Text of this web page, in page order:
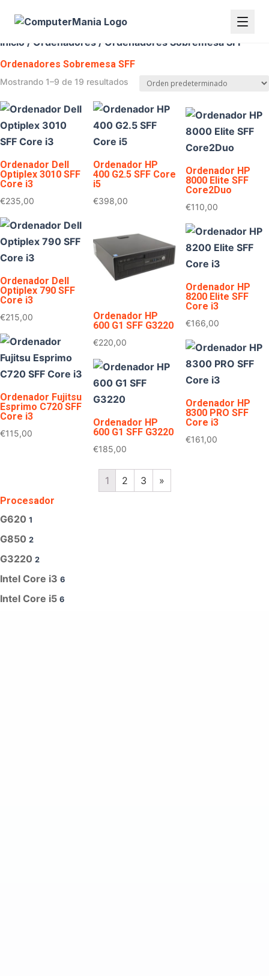
Inicio / Ordenadores / Ordenadores Sobremesa SFF
Ordenadores Sobremesa SFF
Mostrando 1–9 de 19 resultados
Ordenador Dell
Optiplex 3010 SFF
Core i3
€235,00
Ordenador Dell
Optiplex 790 SFF
Core i3
€215,00
Ordenador Fujitsu
Esprimo C720 SFF
Core i3
€115,00
Ordenador HP
400 G2.5 SFF Core
i5
€398,00
Ordenador HP
600 G1 SFF G3220
€220,00
Ordenador HP
600 G1 SFF G3220
€185,00
Ordenador HP
8000 Elite SFF
Core2Duo
€110,00
Ordenador HP
8200 Elite SFF
Core i3
€166,00
Ordenador HP
8300 PRO SFF
Core i3
€161,00
1 2 3 »
Procesador
G620 1
G850 2
G3220 2
Intel Core i3 6
Intel Core i5 6